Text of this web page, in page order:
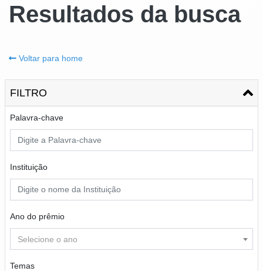
Resultados da busca
Voltar para home
FILTRO
Palavra-chave
Instituição
Ano do prêmio
Selecione o ano
Temas